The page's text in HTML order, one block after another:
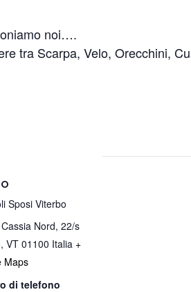
noi….
tra Scarpa, Velo, Orecchini,
Sposi Viterbo
Nord, 22/s
, VT 01100 Italia +
Maps
di telefono